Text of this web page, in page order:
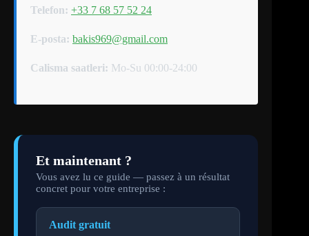
Telefon: +33 7 68 57 52 24
E-posta: bakis969@gmail.com
Calisma saatleri: Mo-Su 00:00-24:00
Et maintenant ?
Vous avez lu ce guide — passez à un résultat
concret pour votre entreprise :
Audit gratuit